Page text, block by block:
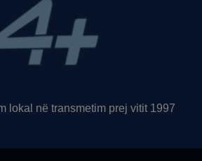
lokal në transmetim prej vitit 1997